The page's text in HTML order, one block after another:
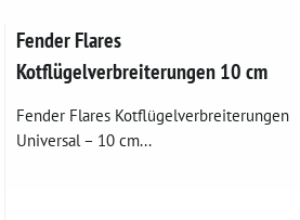
Fender Flares
Kotflügelverbreiterungen 10 cm
Fender Flares Kotflügelverbreiterungen
Universal – 10 cm...